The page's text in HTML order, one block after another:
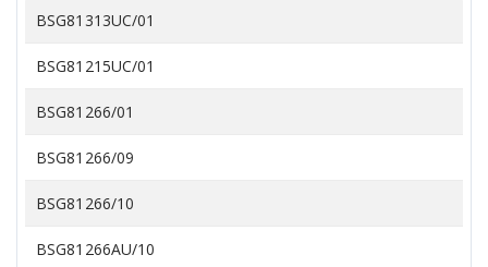
BSG81313UC/01
BSG81215UC/01
BSG81266/01
BSG81266/09
BSG81266/10
BSG81266AU/10